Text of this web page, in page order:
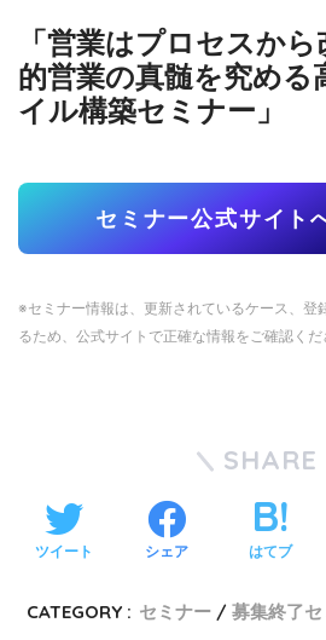
「営業はプロセスか
的営業の真髄を究める
イル構築セミナー
セミナー公式サイト
※セミナー情報は、更新されているケース、登
るため、公式サイトで正確な情報をご確認くだ
SHARE
ツイート シェア はてブ
CATEGORY : セミナー 募集終了